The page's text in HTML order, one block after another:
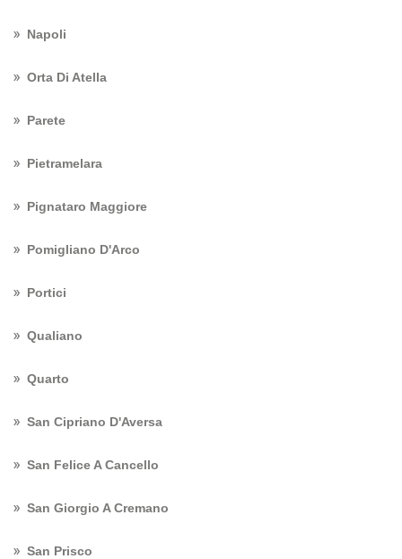
Napoli
Orta Di Atella
Parete
Pietramelara
Pignataro Maggiore
Pomigliano D'Arco
Portici
Qualiano
Quarto
San Cipriano D'Aversa
San Felice A Cancello
San Giorgio A Cremano
San Prisco